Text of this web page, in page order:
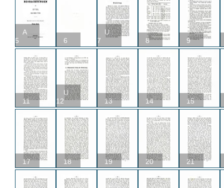
A
5
6
U
7
8 9
11
U
12
13 14 15
17 18 19 20 21